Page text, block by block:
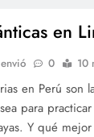
en
0 10
en Perú son
para
Y qué